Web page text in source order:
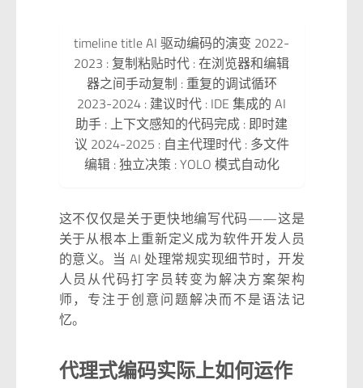
timeline title AI 驱动编码的演变 2022-
2023 : 复制粘贴时代 : 在浏览器和编辑
器之间手动复制 : 重复的调试循环
2023-2024 : 建议时代 : IDE 集成的 AI
助手 : 上下文感知的代码完成 : 即时建
议 2024-2025 : 自主代理时代 : 多文件
编辑 : 独立决策 : YOLO 模式自动化
这不仅仅是关于更快地编写代码——这是
关于从根本上重新定义成为软件开发人员
的意义。当 AI 处理常规实现细节时，开发
人员从代码打字员转变为解决方案架构
师，专注于创意问题解决而不是语法记
忆。
代理式编码实际上如何运作